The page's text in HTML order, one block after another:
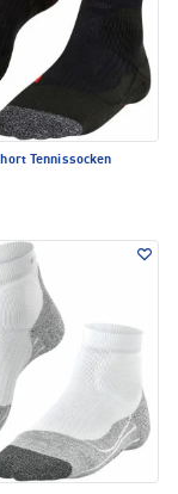
Tennissocken